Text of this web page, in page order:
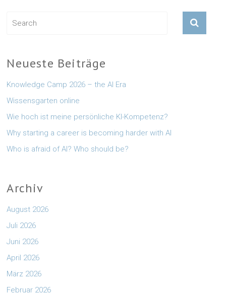
Neueste Beiträge
Knowledge Camp 2026 – the AI Era
Wissensgarten online
Wie hoch ist meine persönliche KI-Kompetenz?
Why starting a career is becoming harder with AI
Who is afraid of AI? Who should be?
Archiv
August 2026
Juli 2026
Juni 2026
April 2026
März 2026
Februar 2026